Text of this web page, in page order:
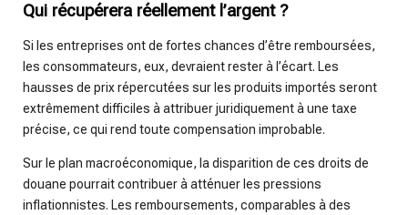
Qui récupérera réellement l’argent ?
Si les entreprises ont de fortes chances d’être remboursées,
les consommateurs, eux, devraient rester à l’écart. Les
hausses de prix répercutées sur les produits importés seront
extrêmement difficiles à attribuer juridiquement à une taxe
précise, ce qui rend toute compensation improbable.
Sur le plan macroéconomique, la disparition de ces droits de
douane pourrait contribuer à atténuer les pressions
inflationnistes. Les remboursements, comparables à des